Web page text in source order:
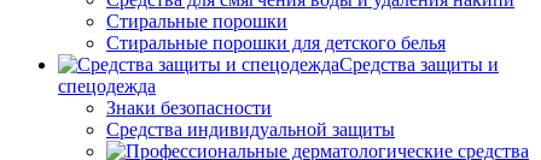
Стиральные порошки
Стиральные порошки для детского белья
Средства защиты и
спецодежда
Знаки безопасности
Средства индивидуальной защиты